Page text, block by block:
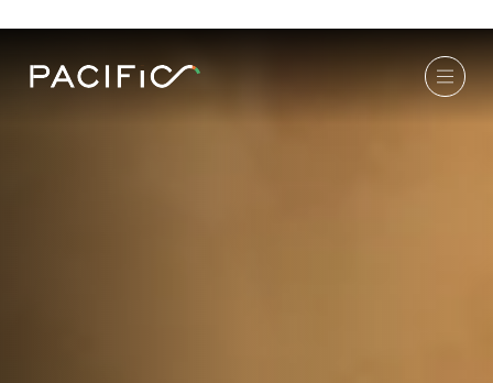
auf Solar- und Windparks sowie
Batteriespeichern aufzubauen, um hieraus
stabile, laufende Erträge zu erzielen. Der